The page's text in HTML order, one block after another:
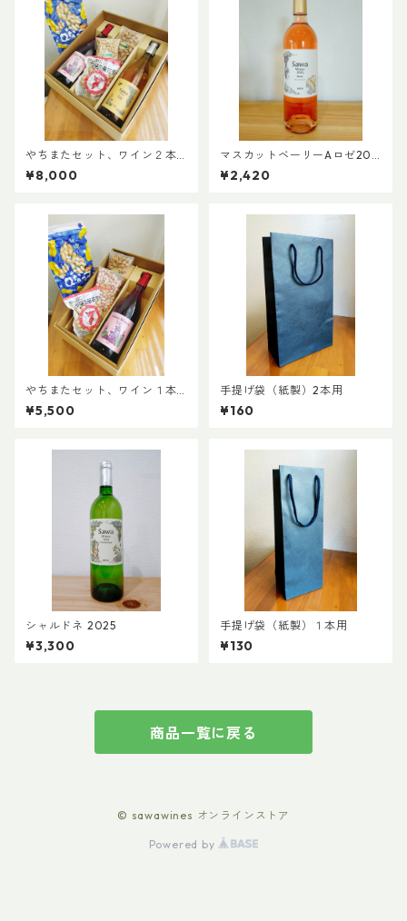
やちまたセット、ワイン２本
コース
¥8,000
マスカットベーリーAロゼ202
5
¥2,420
やちまたセット、ワイン１本
「ルージュ」コース
¥5,500
手提げ袋（紙製）2本用
¥160
シャルドネ 2025
¥3,300
手提げ袋（紙製）１本用
¥130
商品一覧に戻る
© sawawines オンラインストア
Powered by